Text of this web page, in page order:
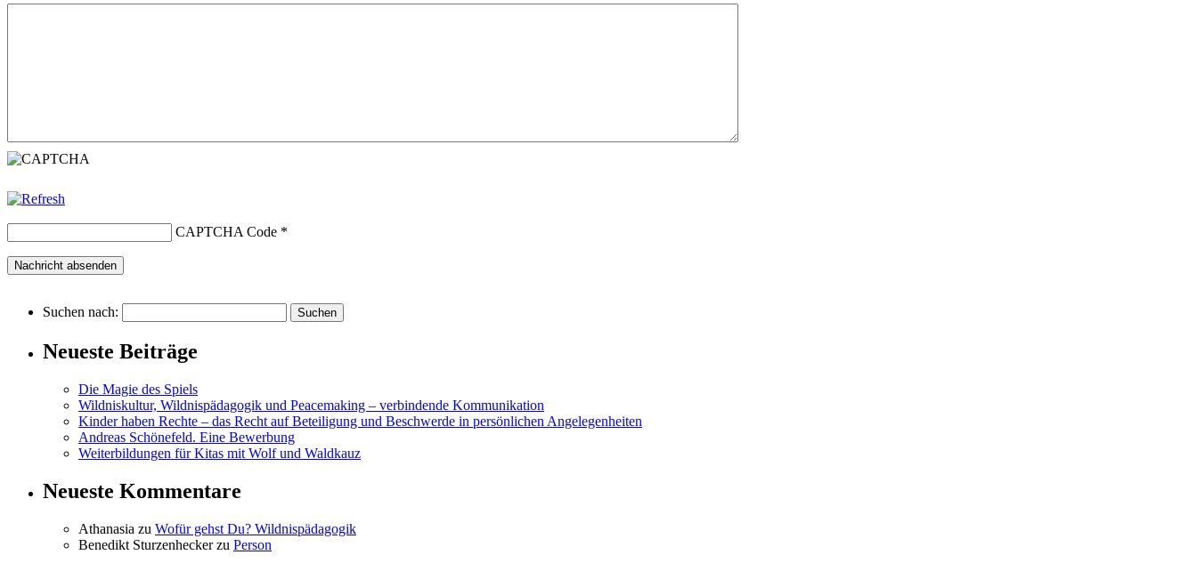
CAPTCHA Code *
Suchen nach:
Neueste Beiträge
Die Magie des Spiels
Wildniskultur, Wildnispädagogik und Peacemaking – verbindende Kommunikation
Kinder haben Rechte – das Recht auf Beteiligung und Beschwerde in persönlichen Angelegenheiten
Andreas Schönefeld. Eine Bewerbung
Weiterbildungen für Kitas mit Wolf und Waldkauz
Neueste Kommentare
Athanasia zu Wofür gehst Du? Wildnispädagogik
Benedikt Sturzenheckerzu Person